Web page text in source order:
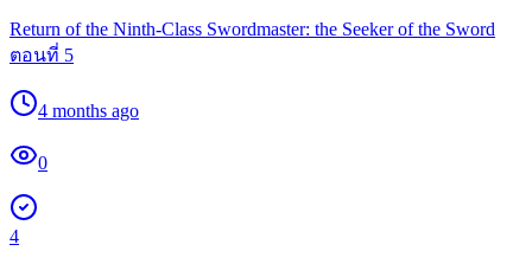
Return of the Ninth-Class Swordmaster: the Seeker of the Sword
ตอนที่ 5
4 months ago
0
4